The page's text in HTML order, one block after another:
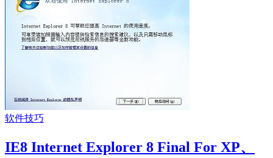
软件技巧
IE8 Internet Explorer 8 Final For XP、